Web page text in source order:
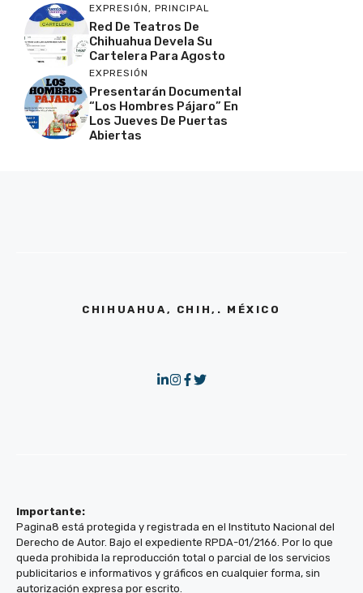
EXPRESIÓN, PRINCIPAL
Red De Teatros De
Chihuahua Devela Su
Cartelera Para Agosto
EXPRESIÓN
Presentarán Documental
“Los Hombres Pájaro” En
Los Jueves De Puertas
Abiertas
CHIHUAHUA, CHIH,. MÉXICO
Importante:
Pagina8 está protegida y registrada en el Instituto Nacional del
Derecho de Autor. Bajo el expediente RPDA-01/2166. Por lo que
queda prohibida la reproducción total o parcial de los servicios
publicitarios e informativos y gráficos en cualquier forma, sin
autorización expresa por escrito.